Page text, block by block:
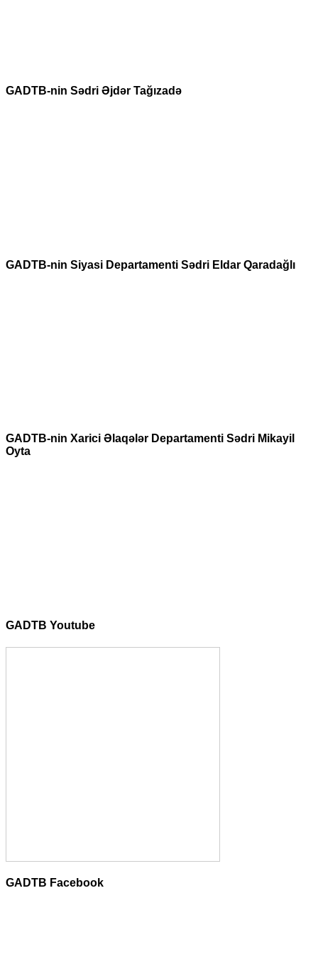
GADTB-nin Sədri Əjdər Tağızadə
GADTB-nin Siyasi Departamenti Sədri Eldar Qaradağlı
GADTB-nin Xarici Əlaqələr Departamenti Sədri Mikayil
Oyta
GADTB Youtube
GADTB Facebook